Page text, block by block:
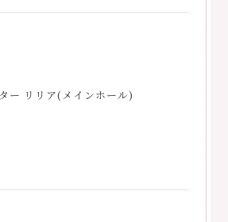
ー リリア(メインホール)